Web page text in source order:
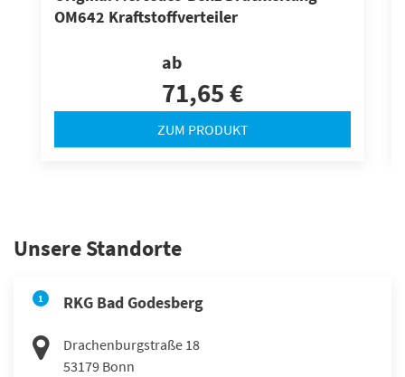
OM642 Kraftstoffverteiler
ab
71,65 €
ZUM PRODUKT
Unsere Standorte
1 RKG Bad Godesberg
Drachenburgstraße 18
53179 Bonn